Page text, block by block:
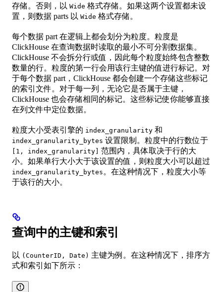
存储。否则，以 Wide 格式存储。如果这两个设置都未设
置，则数据 parts 以 Wide 格式存储。
每个数据 part 在逻辑上都会划分为粒度。粒度是
ClickHouse 在查询数据时读取的最小不可分割数据集。
ClickHouse 不会拆分行或值，因此每个粒度始终包含整数
数量的行。粒度的第一行会用该行主键的值进行标记。对
于每个数据 part，ClickHouse 都会创建一个存储这些标记
的索引文件。对于每一列，无论它是否属于主键，
ClickHouse 也会存储相同的标记。这些标记使你能够直接
在列文件中定位数据。
粒度大小受表引擎的 index_granularity 和
index_granularity_bytes 设置限制。粒度中的行数位于
[1, index_granularity]
范围内，具体取决于行的大
小。如果单行大小大于该设置的值，则粒度大小可以超过
index_granularity_bytes 。在这种情况下，粒度大小等
于该行的大小。
查询中的主键和索引
以 (CounterID, Date) 主键为例。在这种情况下，排序方
式和索引如下所示：